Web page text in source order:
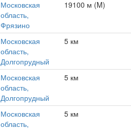
Московская
область,
Фрязино
19100 м (M)
Московская
область,
Долгопрудный
5 км
Московская
область,
Долгопрудный
5 км
Московская
область,
5 км